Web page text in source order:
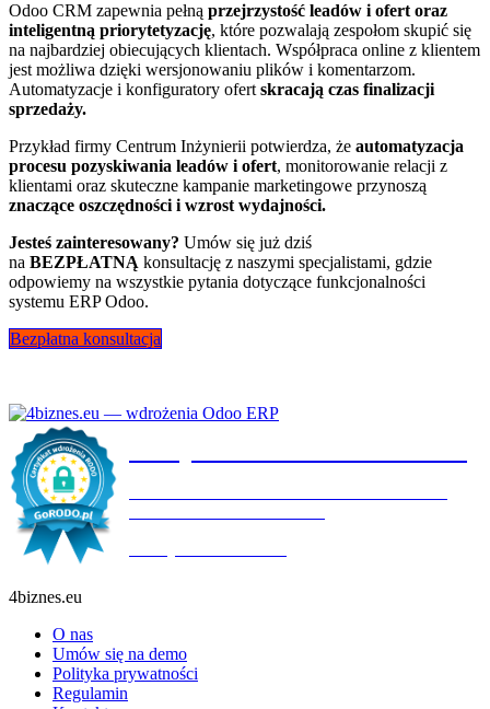
Odoo CRM zapewnia pełną przejrzystość leadów i ofert oraz
inteligentną priorytetyzację, które pozwalają zespołom skupić się
na najbardziej obiecujących klientach. Współpraca online z klientem
jest możliwa dzięki wersjonowaniu plików i komentarzom.
Automatyzacje i konfiguratory ofertskracają czas finalizacji
sprzedaży.
Przykład firmy Centrum Inżynierii potwierdza, że automatyzacja
procesu pozyskiwania leadów i ofert, monitorowanie relacji z
klientami oraz skuteczne kampanie marketingowe przynoszą
znaczące oszczędności i wzrost wydajności.
Jesteś zainteresowany? Umów się już dziś
na BEZPŁATNĄ konsultację z naszymi specjalistami, gdzie
odpowiemy na wszystkie pytania dotyczące funkcjonalności
systemu ERP Odoo.
Bezpłatna konsultacja
4biznes.eu
O nas
Umów się na demo
Polityka prywatności
Regulamin